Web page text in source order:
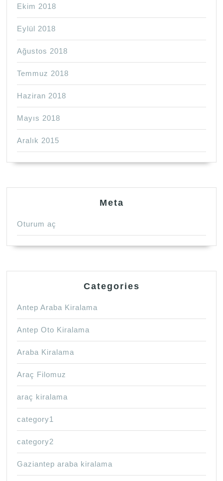
Ekim 2018
Eylül 2018
Ağustos 2018
Temmuz 2018
Haziran 2018
Mayıs 2018
Aralık 2015
Meta
Oturum aç
Categories
Antep Araba Kiralama
Antep Oto Kiralama
Araba Kiralama
Araç Filomuz
araç kiralama
category1
category2
Gaziantep araba kiralama